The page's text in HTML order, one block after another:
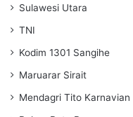
Sulawesi Utara
TNI
Kodim 1301 Sangihe
Maruarar Sirait
Mendagri Tito Karnavian